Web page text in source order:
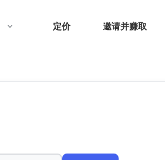
定价 邀请并赚取